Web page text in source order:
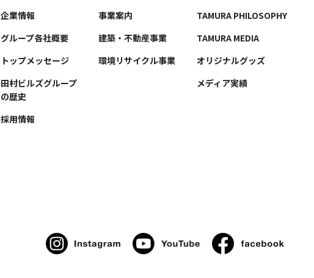
企業情報
グループ各社概要
トップメッセージ
田村ビルズグループ
の歴史
採用情報
事業案内
建築・不動産事業
環境リサイクル事業
TAMURA PHILOSOPHY
TAMURA MEDIA
オリジナルグッズ
メディア実績